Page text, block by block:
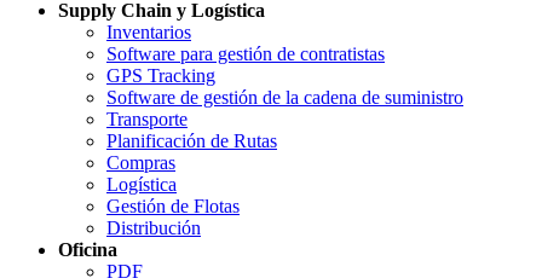
Supply Chain y Logística
Inventarios
Software para gestión de contratistas
GPS Tracking
Software de gestión de la cadena de suministro
Transporte
Planificación de Rutas
Compras
Logística
Gestión de Flotas
Distribución
Oficina
PDF